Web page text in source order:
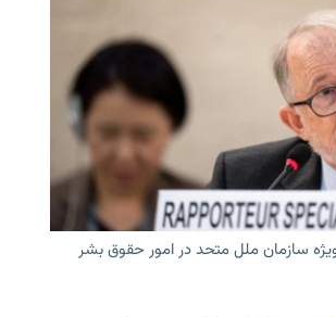
سازمان ملل متحد در امور حقوق بشر